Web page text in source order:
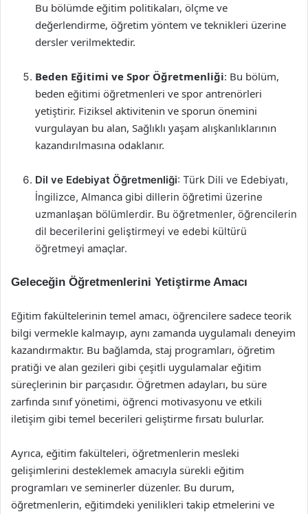
Bu bölümde eğitim politikaları, ölçme ve
değerlendirme, öğretim yöntem ve teknikleri üzerine
dersler verilmektedir.
Beden Eğitimi ve Spor Öğretmenliği: Bu bölüm,
beden eğitimi öğretmenleri ve spor antrenörleri
yetiştirir. Fiziksel aktivitenin ve sporun önemini
vurgulayan bu alan, Sağlıklı yaşam alışkanlıklarının
kazandırılmasına odaklanır.
Dil ve Edebiyat Öğretmenliği: Türk Dili ve Edebiyatı,
İngilizce, Almanca gibi dillerin öğretimi üzerine
uzmanlaşan bölümlerdir. Bu öğretmenler, öğrencilerin
dil becerilerini geliştirmeyi ve edebi kültürü
öğretmeyi amaçlar.
Geleceğin Öğretmenlerini Yetiştirme Amacı
Eğitim fakültelerinin temel amacı, öğrencilere sadece teorik
bilgi vermekle kalmayıp, aynı zamanda uygulamalı deneyim
kazandırmaktır. Bu bağlamda, staj programları, öğretim
pratiği ve alan gezileri gibi çeşitli uygulamalar eğitim
süreçlerinin bir parçasıdır. Öğretmen adayları, bu süre
zarfında sınıf yönetimi, öğrenci motivasyonu ve etkili
iletişim gibi temel becerileri geliştirme fırsatı bulurlar.
Ayrıca, eğitim fakülteleri, öğretmenlerin mesleki
gelişimlerini desteklemek amacıyla sürekli eğitim
programları ve seminerler düzenler. Bu durum,
öğretmenlerin, eğitimdeki yenilikleri takip etmelerini ve